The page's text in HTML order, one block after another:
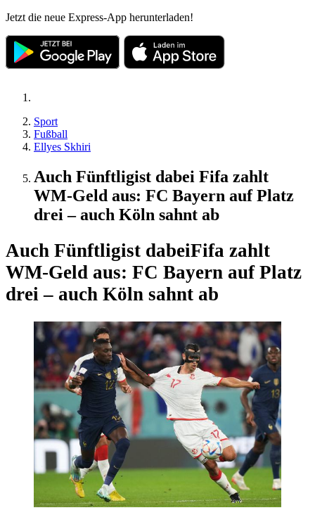
Jetzt die neue Express-App herunterladen!
Sport
Fußball
Ellyes Skhiri
Auch Fünftligist dabei Fifa zahlt
WM-Geld aus: FC Bayern auf Platz
drei – auch Köln sahnt ab
Auch Fünftligist dabeiFifa zahlt
WM-Geld aus: FC Bayern auf Platz
drei – auch Köln sahnt ab